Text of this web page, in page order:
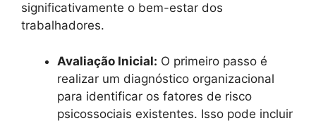
significativamente o bem-estar dos
trabalhadores.
Avaliação Inicial: O primeiro passo é
realizar um diagnóstico organizacional
para identificar os fatores de risco
psicossociais existentes. Isso pode incluir